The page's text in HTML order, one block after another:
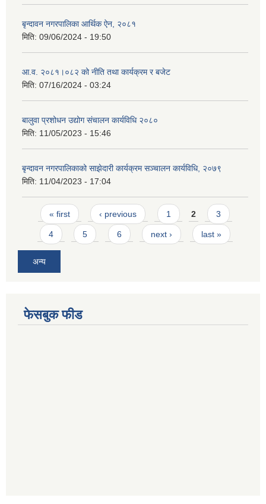
बृन्दावन नगरपालिका आर्थिक ऐन, २०८१
मिति: 09/06/2024 - 19:50
आ.व. २०८१।०८२ को नीति तथा कार्यक्रम र बजेट
मिति: 07/16/2024 - 03:24
बालुवा प्रशोधन उद्योग संचालन कार्यविधि २०८०
मिति: 11/05/2023 - 15:46
बृन्दावन नगरपालिकाको साझेदारी कार्यक्रम सञ्चालन कार्यविधि, २०७९
मिति: 11/04/2023 - 17:04
Pages
« first ‹ previous 1 2 3
4 5 6 next › last »
अन्य
फेसबुक फीड